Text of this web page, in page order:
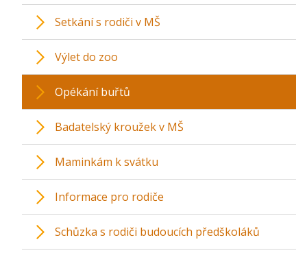
Setkání s rodiči v MŠ
Výlet do zoo
Opékání buřtů
Badatelský kroužek v MŠ
Maminkám k svátku
Informace pro rodiče
Schůzka s rodiči budoucích předškoláků